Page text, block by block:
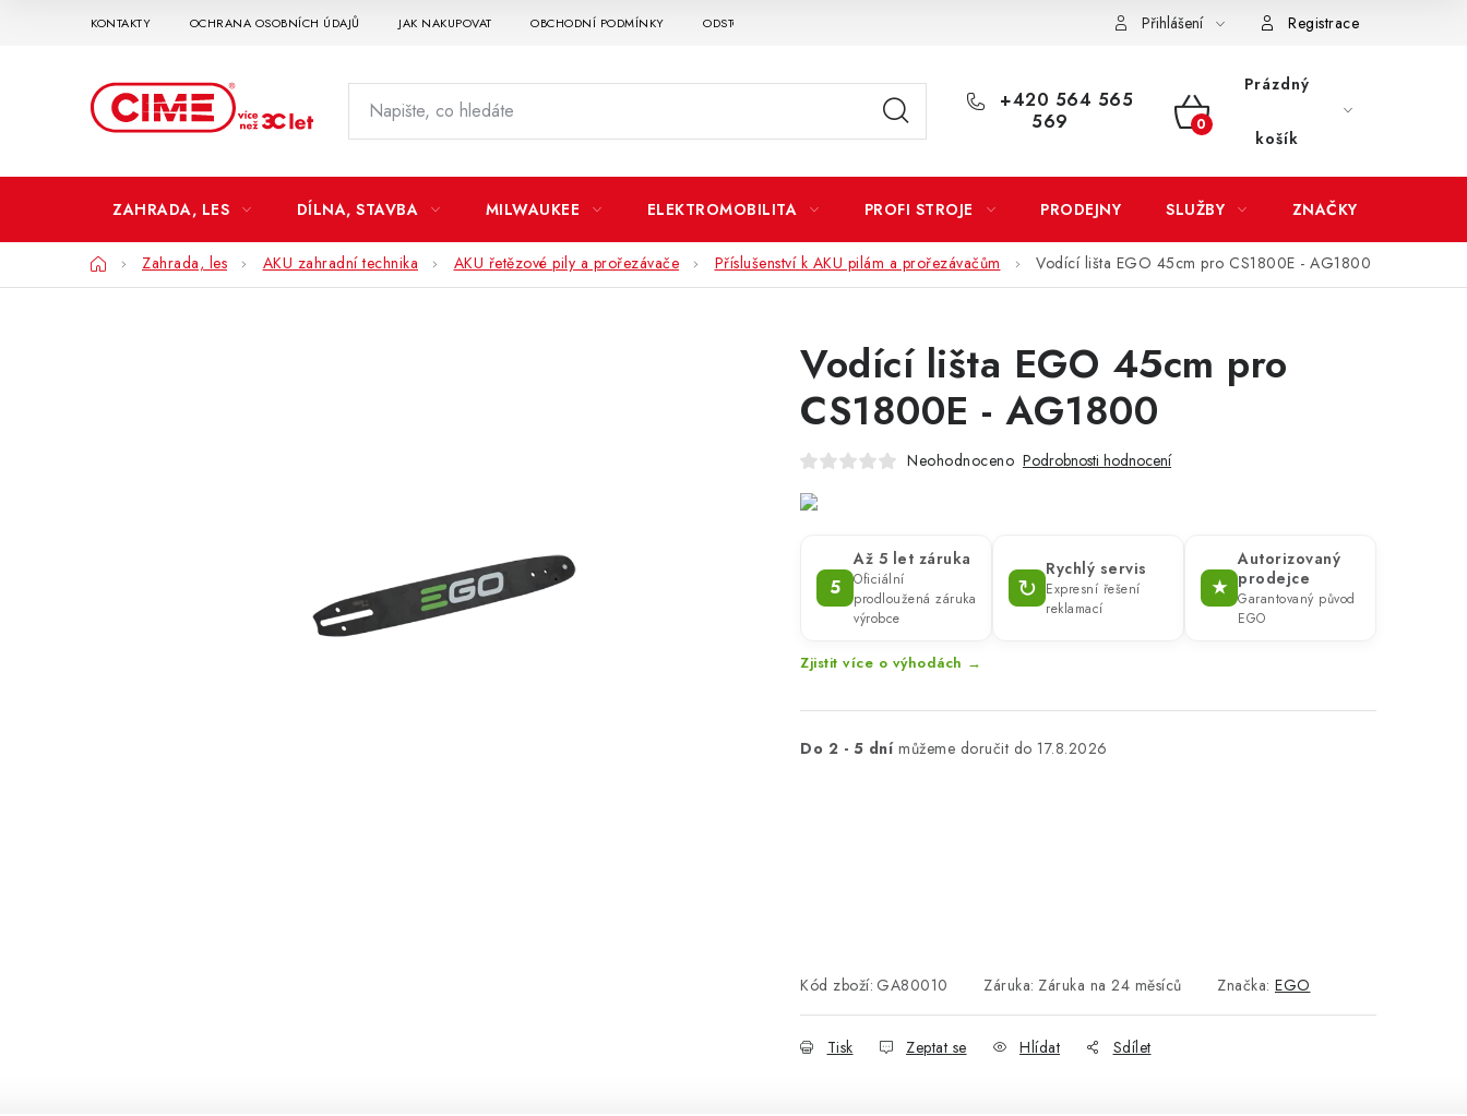
KONTAKTY OCHRANA OSOBNÍCH ÚDAJŮ JAK NAKUPOVAT OBCHODNÍ PODMÍNKY ODSTOUPENÍ OD SMLOUVY EXPEDICE ZBOŽÍ REKLAMACE ZAKOUPENÉHO ZBOŽÍ
Přihlášení Registrace
+420 564 565
569
NÁKUPNÍ
Prázdný
košík
ZAHRADA, LES DÍLNA, STAVBA MILWAUKEE ELEKTROMOBILITA PROFI STROJE PRODEJNY SLUŽBY ZNAČKY
DomůZahrada, les AKU zahradní technika AKU řetězové pily a prořezávače Příslušenství k AKU pilám a prořezávačům Vodící lišta EGO 45cm pro CS1800E - AG1800
Vodící lišta EGO 45cm pro
CS1800E - AG1800
Neohodnoceno Podrobnosti hodnocení
5
Až 5 let záruka
Oficiální
prodloužená záruka
výrobce
↻
Rychlý servis
Expresní řešení
reklamací
★
Autorizovaný
prodejce
Garantovaný původ
EGO
Zjistit více o výhodách →
Do 2 - 5 dní 17.8.2026
Kód zboží: GA80010 Záruka: Záruka na 24 měsíců Značka: EGO
Tisk Zeptat se Hlídat Sdílet